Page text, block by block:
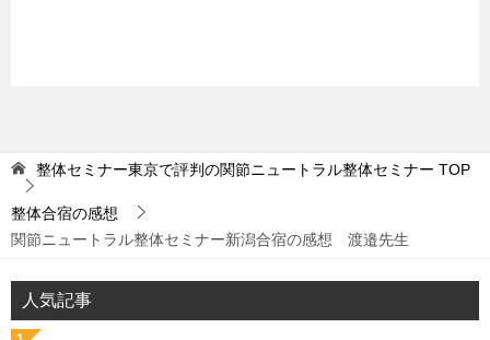
整体セミナー東京で評判の関節ニュートラル整体セミナー TOP
整体合宿の感想
関節ニュートラル整体セミナー新潟合宿の感想 渡邉先生
人気記事